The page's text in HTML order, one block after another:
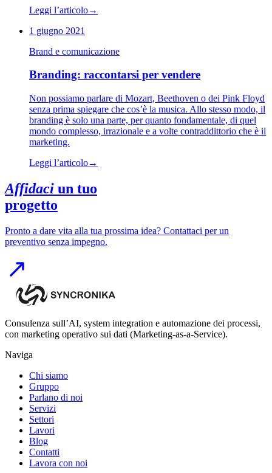
Leggi l’articolo→
1 giugno 2021
Brand e comunicazione
Branding: raccontarsi per vendere
Non possiamo parlare di Mozart, Beethoven o dei Pink Floyd
senza prima spiegare che cos’è la musica. Allo stesso modo, il
branding è solo una parte, per quanto fondamentale, di quel
mondo complesso, irrazionale e a volte contraddittorio che è il
marketing.
Leggi l’articolo→
Affidaci un tuo
progetto
Pronto a dare vita alla tua prossima idea? Contattaci per un
preventivo senza impegno.
Consulenza sull’AI, system integration e automazione dei processi,
con marketing operativo sui dati (Marketing-as-a-Service).
Naviga
Chi siamo
Gruppo
Parlano di noi
Servizi
Settori
Lavori
Blog
Contatti
Lavora con noi